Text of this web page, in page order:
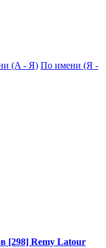
(A - Я) По имени (Я -
[298] Remy Latour